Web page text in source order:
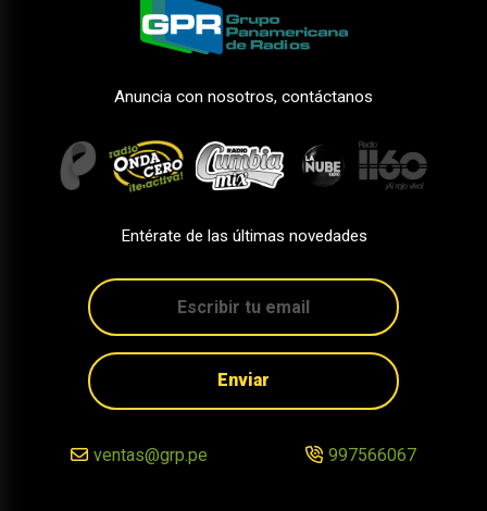
Anuncia con nosotros, contáctanos
Entérate de las últimas novedades
Enviar
ventas@grp.pe 997566067